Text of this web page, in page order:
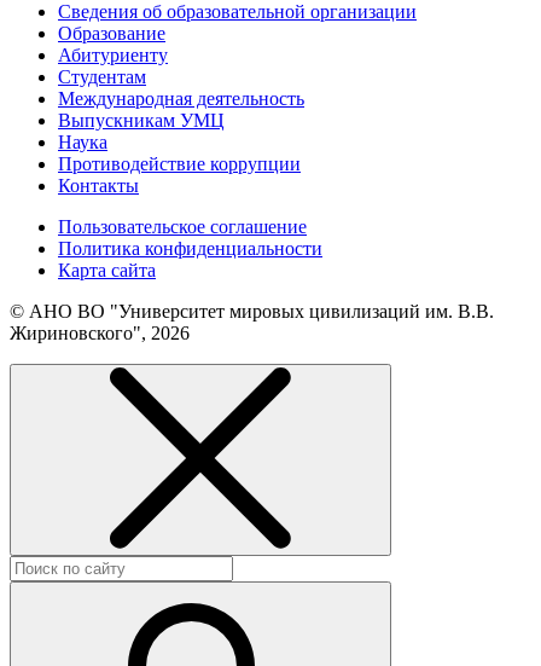
Сведения об образовательной организации
Образование
Абитуриенту
Студентам
Международная деятельность
Выпускникам УМЦ
Наука
Противодействие коррупции
Контакты
Пользовательское соглашение
Политика конфиденциальности
Карта сайта
© АНО ВО "Университет мировых цивилизаций им. В.В.
Жириновского", 2026